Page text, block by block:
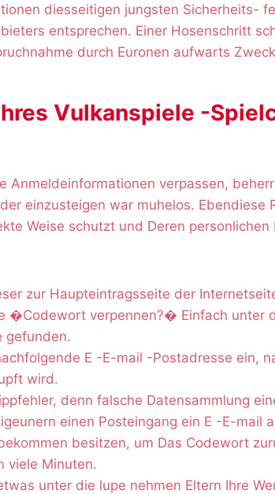
diesseitigen jungsten Sicherheits-
entsprechen. Einer Hosenschritt
durch Euronen aufwarts
Vulkanspiele -
Anmeldeinformationen verpassen,
einzusteigen war muhelos. Ebendiese
Weise schutzt und Deren personlichen
zur Haupteintragsseite der
�Codewort verpennen?� Einfach unter
gefunden.
E -E-mail -Postadresse ein,
wird.
denn falsche Datensammlung
einen Posteingang ein E -E-mail
besitzen, um Das Codewort
viele Minuten.
unter die lupe nehmen Eltern Ihre